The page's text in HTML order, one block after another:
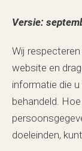
Versie:
Wij
website en
informatie die
behandeld.
doeleinden,